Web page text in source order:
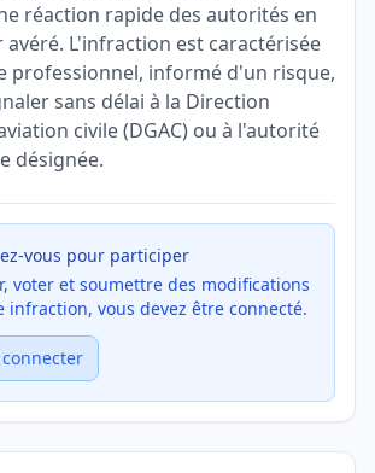
réaction rapide des autorités en
avéré. L'infraction est caractérisée
professionnel, informé d'un risque,
sans délai à la Direction
civile (DGAC) ou à l'autorité
désignée.
vous pour participer
voter et soumettre des modifications
infraction, vous devez être connecté.
connecter